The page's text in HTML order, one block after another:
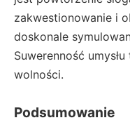
zakwestionowanie i
doskonale
Suwerenność
wolności.
Podsumowanie